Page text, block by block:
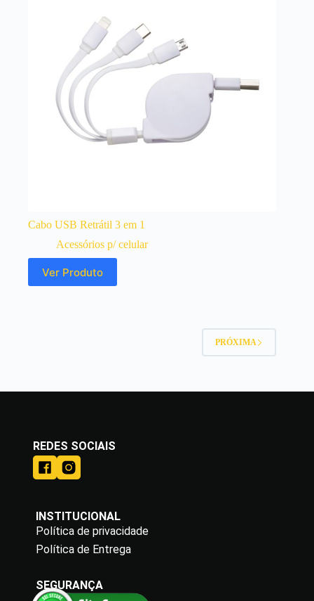
Cabo USB Retrátil 3 em 1
Acessórios p/ celular
Ver Produto
PRÓXIMA
REDES SOCIAIS
INSTITUCIONAL
Política de privacidade
Política de Entrega
SEGURANÇA